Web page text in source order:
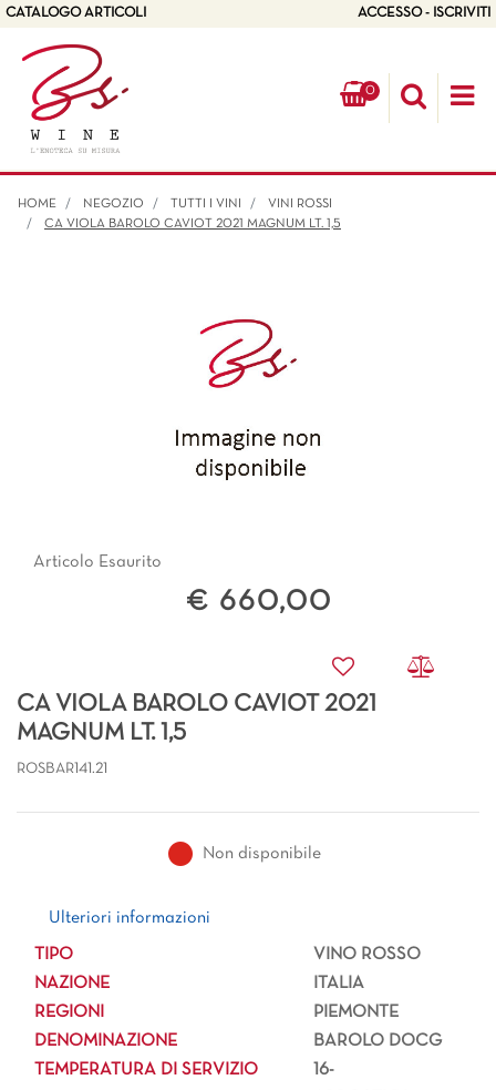
CATALOGO ARTICOLI ACCESSO - ISCRIVITI
0
HOME NEGOZIO TUTTI I VINI
VINI ROSSI
CA VIOLA BAROLO CAVIOT 2021 MAGNUM LT. 1,5
Articolo Esaurito
€ 660,00
CA VIOLA BAROLO CAVIOT 2021
MAGNUM LT. 1,5
ROSBAR141.21
Non disponibile
Ulteriori informazioni
Ulteriori informazioni
TIPO
VINO ROSSO
NAZIONE
ITALIA
REGIONI
PIEMONTE
DENOMINAZIONE
BAROLO DOCG
TEMPERATURA DI SERVIZIO
16-